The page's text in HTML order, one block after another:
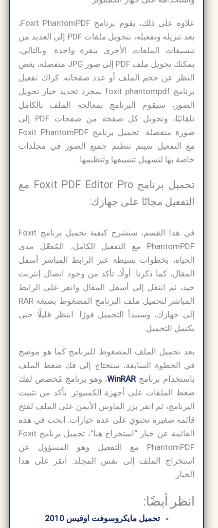
علاوة على ذلك، يقوم برنامج Foxit PhantomPDF،
بعد تنزيله وتفعيله، بتحويل ملفات PDF إلى العديد من
تنسيقات الملفات الأخرى بنقرة واحدة. وبالتالي،
يمكنك تحويل ملف PDF إلى صور JPG منفصلة، ​​بغض
النظر عن حجم الملف أو عدد صفحاته. كراك تفعيل
برنامج foxit phantompdf بمجرد تحديد خيار تحويل
الصور، سيقوم البرنامج بمعالجة الملف بالكامل
تلقائيًا، وتحويل كل صفحة من صفحات PDF إلى
صورة منفصلة. تحميل برنامج Foxit PhantomPDF
مع التفعيل سيتم تنظيم جميع الصور في مجلدات
خاصة بها لتسهيل تنسيقها وتنظيمها.
تحميل برنامج Foxit PDF Editor Pro مع
التفعيل مجانًا على جهازك:
في هذا القسم، سنشرح كيفية تحميل برنامج Foxit
PhantomPDF مع التفعيل الكامل، المُفعّل مدى
الحياة، بخطوات بسيطة عبر الرابط المباشر أسفل
المقال، كما ذكرنا. أولًا، تأكد من وجود اتصال إنترنت
جيد، ثم انتقل إلى أسفل المقال وانقر على الرابط
المباشر لتحميل ملف البرنامج المضغوط بصيغة RAR
إلى جهازك، وسيبدأ التحميل فورًا. انتظر قليلًا حتى
يكتمل التحميل.
بعد تحميل الملف المضغوط للبرنامج كما هو موضح
في الخطوة السابقة، ستحتاج إلى فك ضغط الملف
باستخدام برنامجWinRAR، وهو برنامج مُخصص لفك
ضغط الملفات على أجهزة الكمبيوتر. تأكد من تثبيت
البرنامج، ثم انقر بزر الماوس الأيمن على الملف لفتح
قائمة صغيرة تحتوي على عدة خيارات. ابحث في هذه
القائمة عن خيار “استخراج هنا”، تحميل برنامج Foxit
PhantomPDF مع التفعيل وهو المسؤول عن
استخراج الملف إلى نفس المجلد. انقر على هذا
الخيار.
انظر أيضًا:
تحميل مايكروسوفت اوفيس 2010